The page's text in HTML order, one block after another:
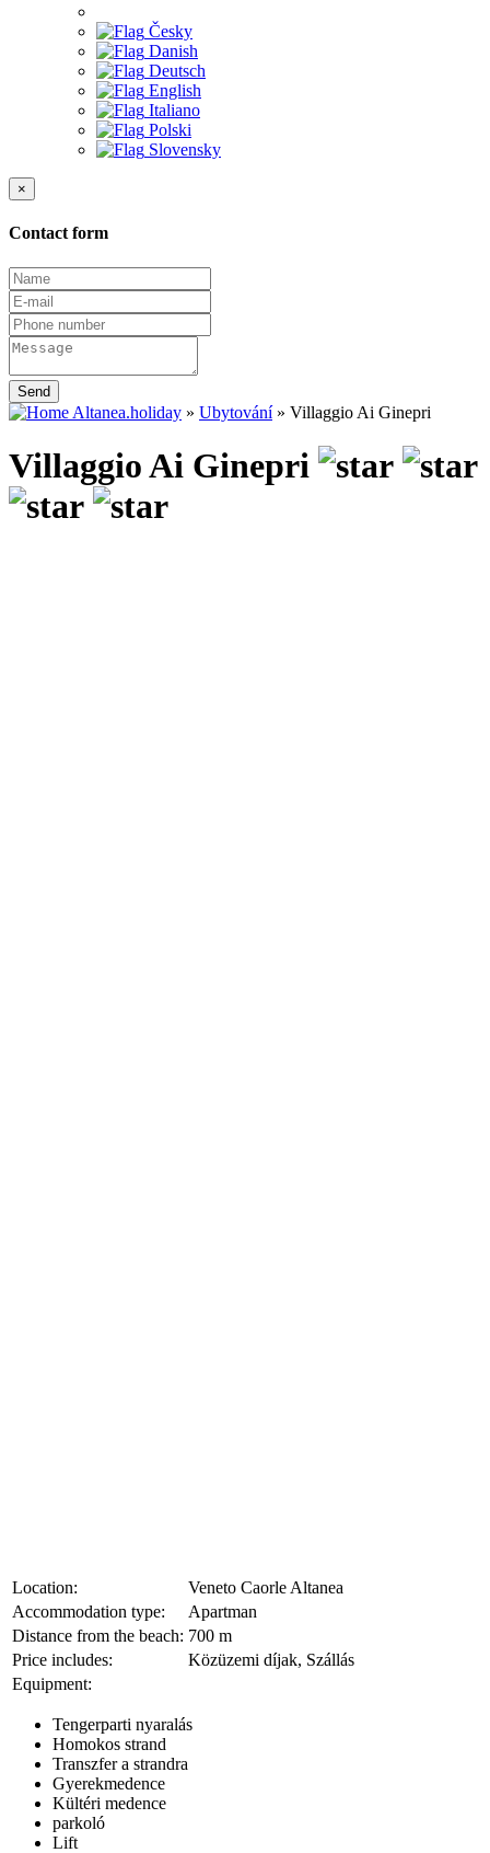
Česky
Danish
Deutsch
English
Italiano
Polski
Slovensky
×
Contact form
Send
Altanea.holiday » Ubytování» Villaggio Ai Ginepri
Villaggio Ai Ginepri
Location:
Veneto Caorle Altanea
Accommodation type:
Apartman
Distance from the beach: 700 m
Price includes:
Közüzemi díjak, Szállás
Equipment:
Tengerparti nyaralás
Homokos strand
Transzfer a strandra
Gyerekmedence
Kültéri medence
parkoló
Lift